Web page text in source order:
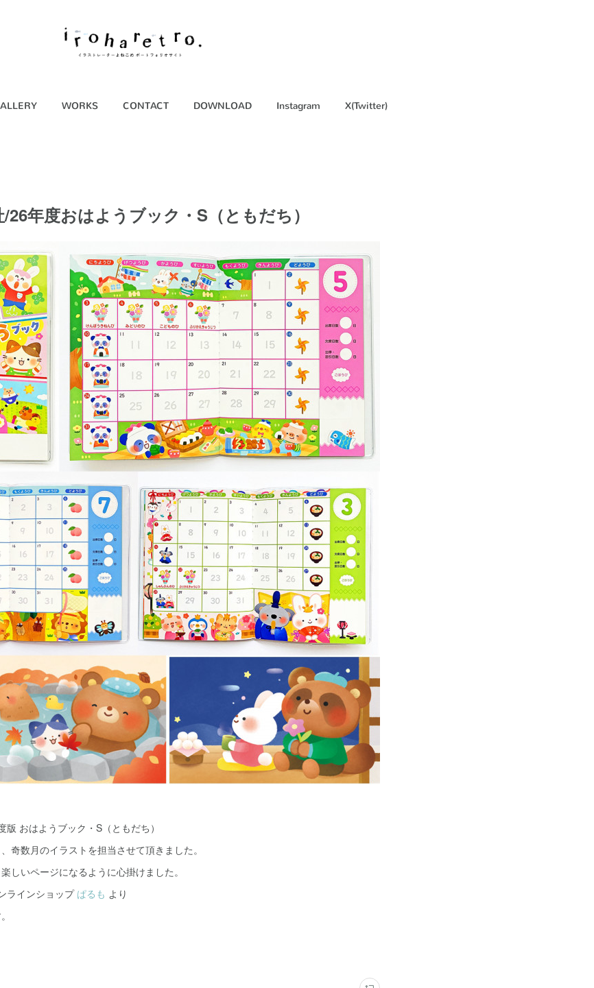
WORKS CONTACT DOWNLOAD Instagram X(Twitter)
年度おはようブック・S（ともだち）
おはようブック・S（ともだち）
奇数月のイラストを担当させて頂きました。
しいページになるように心掛けました。
ラインショップ ぱるも より